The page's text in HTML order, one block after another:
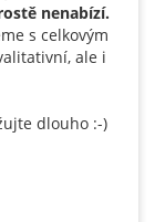
nenabízí.
s celkovým
ale i
dlouho :-)